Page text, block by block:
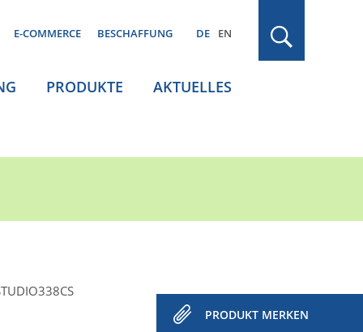
E-COMMERCE BESCHAFFUNG DE EN
PRODUKTE AKTUELLES
PRODUKT MERKEN